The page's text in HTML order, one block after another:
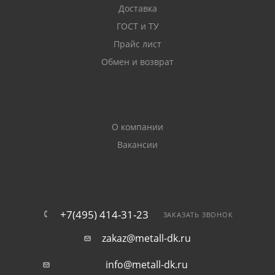
лаги и другие элементы заборов;
заземления объектов. Устойчивый к коррозии
по периметру сооружений, а также элементов,
Доставка
ГОСТ и ТУ
Прайс лист
Обмен и возврат
О компании
Вакансии
+7(495) 414-31-23 ЗАКАЗАТЬ ЗВОНОК
zakaz@metall-dk.ru
info@metall-dk.ru